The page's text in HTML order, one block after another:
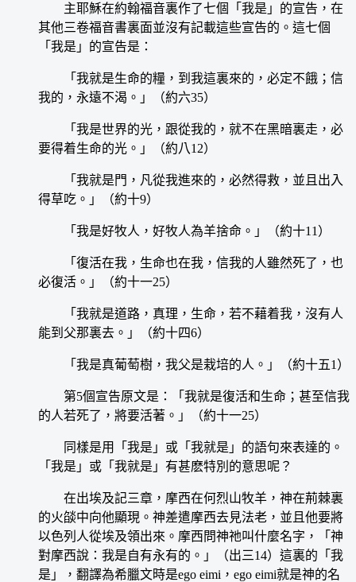
主耶穌在約翰福音裏作了七個「我是」的宣告，在
其他三卷福音書裏面並沒有記載這些宣告的。這七個
「我是」的宣告是：
「我就是生命的糧，到我這裏來的，必定不餓；信
我的，永遠不渴。」（約六35）
「我是世界的光，跟從我的，就不在黑暗裏走，必
要得着生命的光。」（約八12）
「我就是門，凡從我進來的，必然得救，並且出入
得草吃。」（約十9）
「我是好牧人，好牧人為羊捨命。」（約十11）
「復活在我，生命也在我，信我的人雖然死了，也
必復活。」（約十一25）
「我就是道路，真理，生命，若不藉着我，沒有人
能到父那裏去。」（約十四6）
「我是真葡萄樹，我父是栽培的人。」（約十五1）
第5個宣告原文是：「我就是復活和生命；甚至信我
的人若死了，將要活著。」（約十一25）
同樣是用「我是」或「我就是」的語句來表達的。
「我是」或「我就是」有甚麽特別的意思呢？
在出埃及記三章，摩西在何烈山牧羊，神在荊棘裏
的火燄中向他顯現。神差遣摩西去見法老，並且他要將
以色列人從埃及領出來。摩西問神祂叫什麼名字，「神
對摩西說：我是自有永有的。」（出三14）這裏的「我
是」，翻譯為希臘文時是ego eimi，ego eimi就是神的名